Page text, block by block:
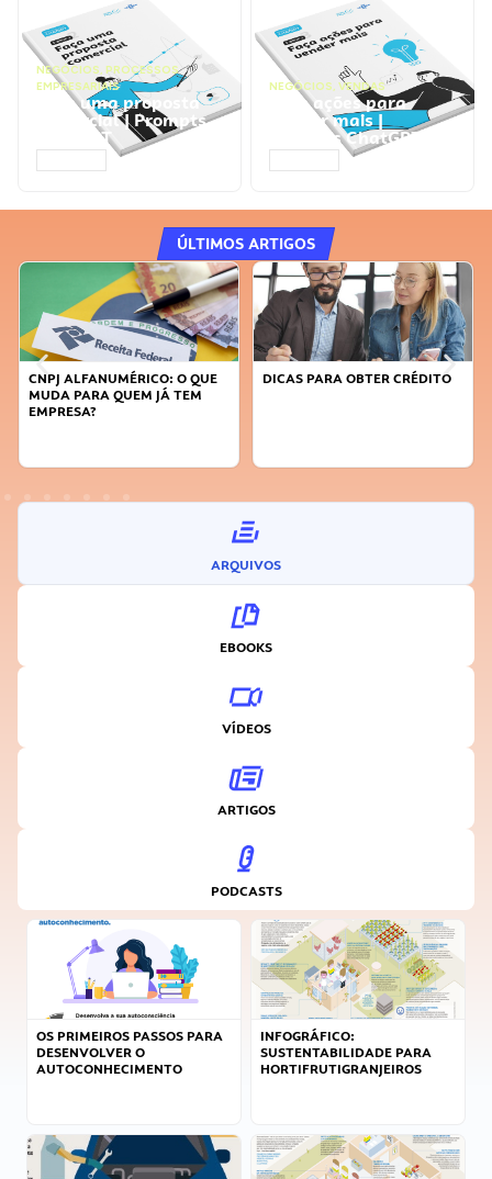
NEGÓCIOS, PROCESSOS
EMPRESARIAIS
Faça uma proposta
comercial | Prompts
ChatGPT
NEGÓCIOS, VENDAS
Faça ações para
vender mais |
Prompts ChatGPT
ÚLTIMOS ARTIGOS
DICAS PARA OBTER CRÉDITO
FAÇA A DIFERENÇA: SEJA
ARQUIVOS
EBOOKS
VÍDEOS
ARTIGOS
PODCASTS
OS PRIMEIROS PASSOS PARA
DESENVOLVER O
AUTOCONHECIMENTO
INFOGRÁFICO:
SUSTENTABILIDADE PARA
HORTIFRUTIGRANJEIROS